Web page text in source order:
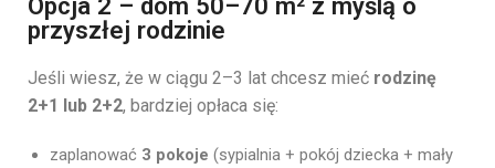
przyszłej rodzinie
Jeśli wiesz, że w ciągu 2–3 lat chcesz mieć rodzinę
2+1 lub 2+2, bardziej opłaca się:
zaplanować 3 pokoje (sypialnia + pokój dziecka + mały